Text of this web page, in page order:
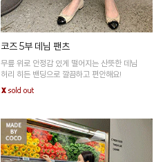
코즈 5부 데님 팬츠
무릎 위로 안정감 있게 떨어지는 산뜻한 데님
허리 히든 밴딩으로 깔끔하고 편안해요!